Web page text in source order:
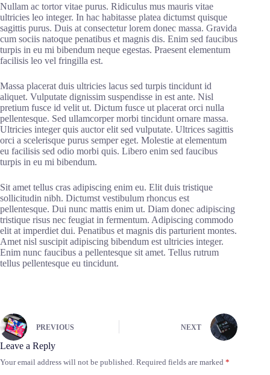
Nullam ac tortor vitae purus. Ridiculus mus mauris vitae
ultricies leo integer. In hac habitasse platea dictumst quisque
sagittis purus. Duis at consectetur lorem donec massa. Gravida
cum sociis natoque penatibus et magnis dis. Enim sed faucibus
turpis in eu mi bibendum neque egestas. Praesent elementum
facilisis leo vel fringilla est.
Massa placerat duis ultricies lacus sed turpis tincidunt id
aliquet. Vulputate dignissim suspendisse in est ante. Nisl
pretium fusce id velit ut. Dictum fusce ut placerat orci nulla
pellentesque. Sed ullamcorper morbi tincidunt ornare massa.
Ultricies integer quis auctor elit sed vulputate. Ultrices sagittis
orci a scelerisque purus semper eget. Molestie at elementum
eu facilisis sed odio morbi quis. Libero enim sed faucibus
turpis in eu mi bibendum.
Sit amet tellus cras adipiscing enim eu. Elit duis tristique
sollicitudin nibh. Dictumst vestibulum rhoncus est
pellentesque. Dui nunc mattis enim ut. Diam donec adipiscing
tristique risus nec feugiat in fermentum. Adipiscing commodo
elit at imperdiet dui. Penatibus et magnis dis parturient montes.
Amet nisl suscipit adipiscing bibendum est ultricies integer.
Enim nunc faucibus a pellentesque sit amet. Tellus rutrum
tellus pellentesque eu tincidunt.
PREVIOUS NEXT
Leave a Reply
Your email address will not be published. Required fields are marked *